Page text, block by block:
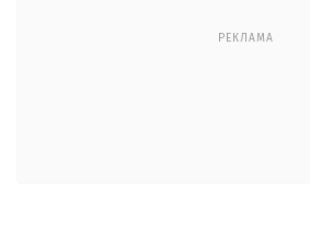
РЕКЛАМА